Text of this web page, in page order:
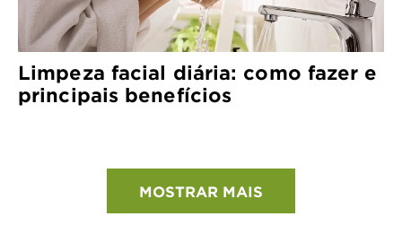
Limpeza facial diária: como fazer e
principais benefícios
MOSTRAR MAIS